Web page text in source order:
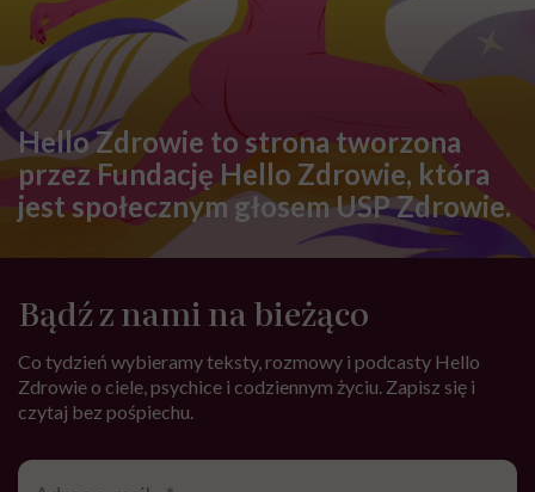
Hello Zdrowie to strona tworzona
przez Fundację Hello Zdrowie, która
jest społecznym głosem USP Zdrowie.
Bądź z nami na bieżąco
Co tydzień wybieramy teksty, rozmowy i podcasty Hello
Zdrowie o ciele, psychice i codziennym życiu. Zapisz się i
czytaj bez pośpiechu.
Adres